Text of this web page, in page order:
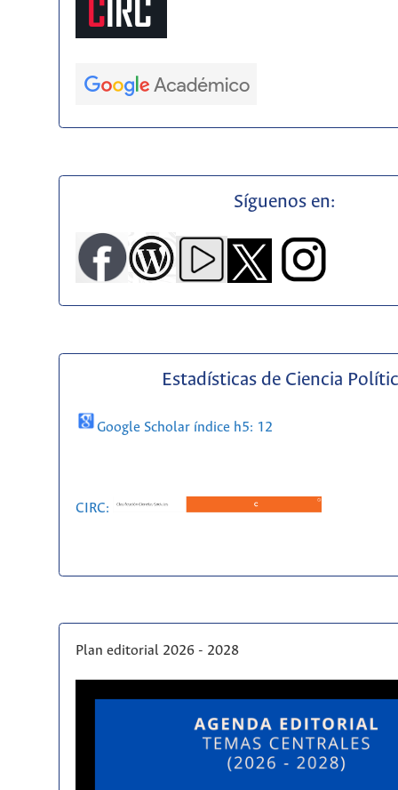
Síguenos en:
Estadísticas de Ciencia
Google Scholar índice h5: 12
CIRC:
Plan editorial 2026 - 2028